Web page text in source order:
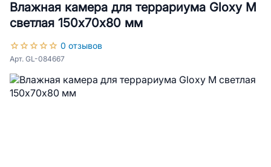
Влажная камера для террариума Gloxy M
светлая 150х70х80 мм
0 отзывов
Арт. GL-084667